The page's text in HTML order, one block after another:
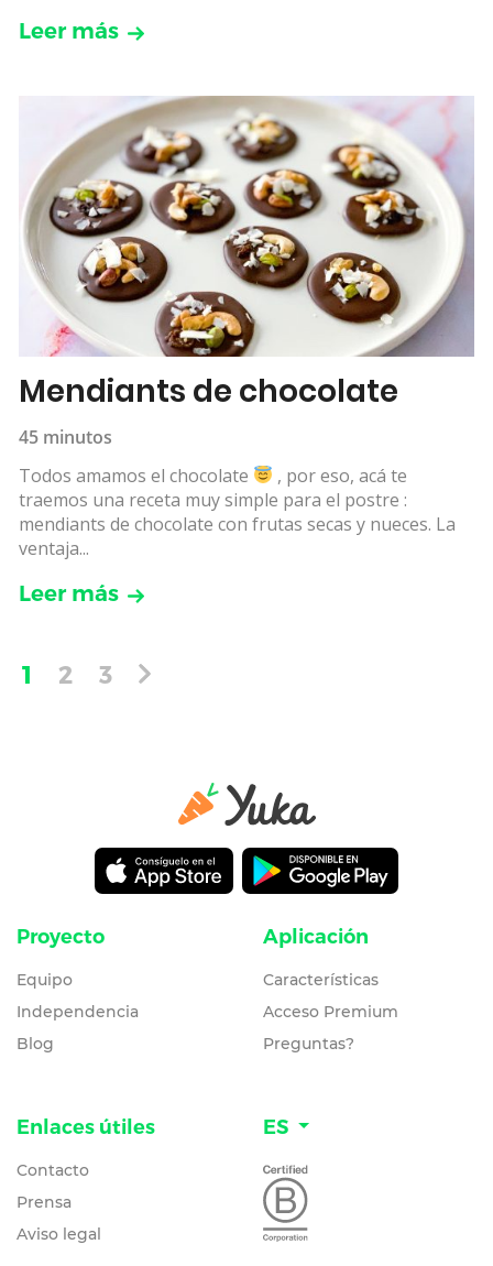
Leer más
Mendiants de chocolate
45 minutos
Todos amamos el chocolate
, por eso, acá te
traemos una receta muy simple para el postre :
mendiants de chocolate con frutas secas y nueces. La
ventaja...
Leer más
1 2 3
Proyecto
Equipo
Independencia
Blog
Aplicación
Características
Acceso Premium
Preguntas?
Enlaces útiles
Contacto
Prensa
Aviso legal
ES